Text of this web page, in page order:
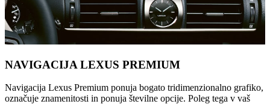
NAVIGACIJA LEXUS PREMIUM
Navigacija Lexus Premium ponuja bogato tridimenzionalno grafiko,
označuje znamenitosti in ponuja številne opcije. Poleg tega v vaš